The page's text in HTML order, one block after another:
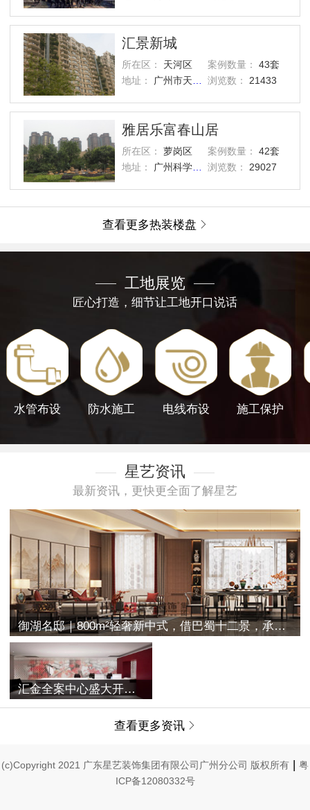
汇景新城
所在区： 天河区 案例数量：
43套
地址：
广州市天河区汇景路五山街 浏览数： 21433
雅居乐富春山居
所在区： 萝岗区 案例数量：
42套
地址：
广州科学城西区 浏览数： 29027
查看更多热装楼盘 
工地展览
匠心打造，细节让工地开口说话
水管布设 防水施工 电线布设 施工保护
星艺资讯
最新资讯，更快更全面了解星艺
御湖名邸｜800m²轻奢新中式，借巴蜀十二景，承古典之空灵
汇金全案中心盛大开业 | 融合过往与未来，唤醒家的美学记忆
查看更多资讯 
(c)Copyright 2021 广东星艺装饰集团有限公司广州分公司 版权所有 | 粤
ICP备12080332号